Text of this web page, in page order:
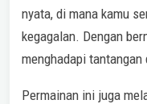
nyata, di mana kamu
kegagalan. Dengan
menghadapi tantangan
Permainan ini juga